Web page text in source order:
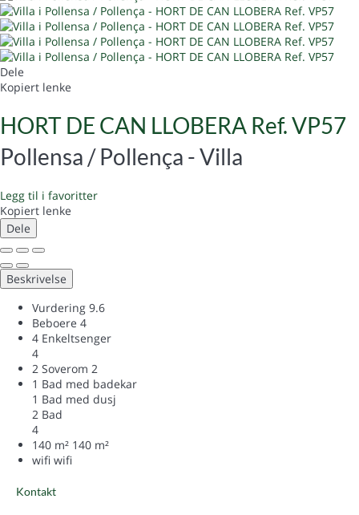
Dele
Kopiert lenke
HORT DE CAN LLOBERA Ref. VP57
Pollensa / Pollença -Villa
Legg til i favoritter
Kopiert lenke
Dele
Beskrivelse
Vurdering 9.6
Beboere 4
4 Enkeltsenger
4
2 Soverom 2
1 Bad med badekar
1 Bad med dusj
2 Bad
4
140 m² 140 m²
wifi wifi
Kontakt